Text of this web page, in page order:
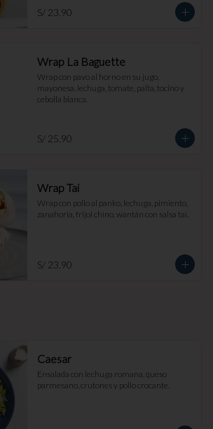
S/ 23.90
Wrap La Baguette
Wrap con pavo al horno en su jugo,
mayonesa, lechuga, tomate, palta, tocino y
cebolla blanca.
S/ 25.90
Wrap Tai
Wrap con pollo al panko, lechuga, pimiento,
zanahoria, frijol chino, wantán con salsa tai.
S/ 23.90
Caesar
Ensalada con lechuga romana, queso
parmesano, crutones y pollo crocante.